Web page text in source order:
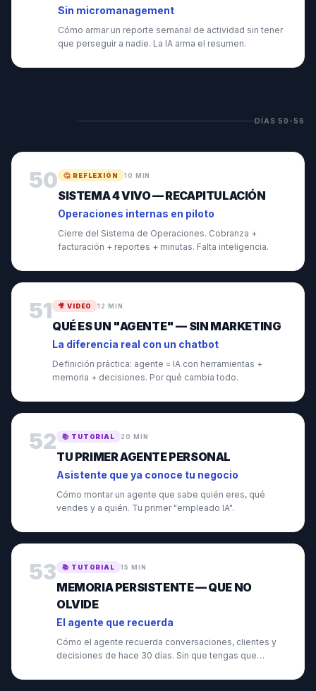
Sin micromanagement
Cómo armar un reporte semanal de actividad sin tener
que perseguir a nadie. La IA arma el resumen.
DÍAS 50 - 56
50 🤔 REFLEXIÓN 10 MIN
SISTEMA 4 VIVO — RECAPITULACIÓN
Operaciones internas en piloto
Cierre del Sistema de Operaciones. Cobranza +
facturación + reportes + minutas. Falta inteligencia.
51 🎥 VIDEO 12 MIN
QUÉ ES UN "AGENTE" — SIN MARKETING
La diferencia real con un chatbot
Definición práctica: agente = IA con herramientas +
memoria + decisiones. Por qué cambia todo.
52 📚 TUTORIAL 20 MIN
TU PRIMER AGENTE PERSONAL
Asistente que ya conoce tu negocio
Cómo montar un agente que sabe quién eres, qué
vendes y a quién. Tu primer "empleado IA".
53 📚 TUTORIAL 15 MIN
MEMORIA PERSISTENTE — QUE NO
OLVIDE
El agente que recuerda
Cómo el agente recuerda conversaciones, clientes y
decisiones de hace 30 días. Sin que tengas que